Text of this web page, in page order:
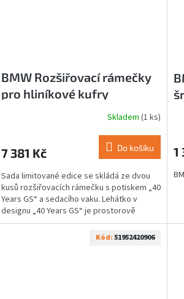
BMW Rozšiřovací rámečky
pro hliníkové kufry
Skladem (1 ks)
7 381 Kč Do košíku
Sada limitované edice se skládá ze dvou
kusů rozšiřovacích rámečku s potiskem „40
Years GS“ a sedacího vaku. Lehátko v
designu „40 Years GS“ je prostorově
úsporné a lze jej...
1
Kód:51952420906